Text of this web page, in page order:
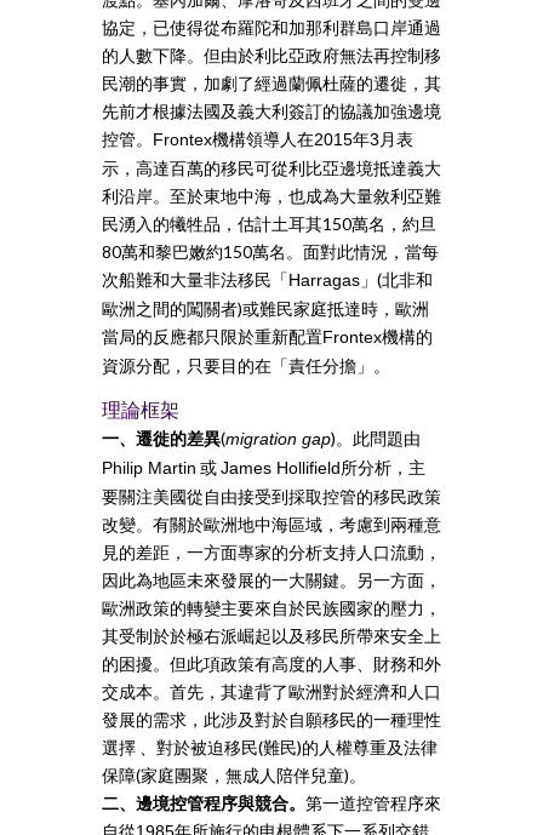
協定，已使得從布羅陀和加那利群島口岸通過
的人數下降。但由於利比亞政府無法再控制移
民潮的事實，加劇了經過蘭佩杜薩的遷徙，其
先前才根據法國及義大利簽訂的協議加強邊境
控管。 Frontex機構領導人在2015年3 月表
示，高達百萬的移民可從利比亞邊境抵達義大
利沿岸。至於東地中海，也成為大量敘利亞難
民湧入的犧牲品，估計土耳其150萬名，約旦
80萬和黎巴嫩約150萬名。面對此情況，當每
次船難和大量非法移民「Harragas 」(北非和
歐洲之間的闖關者)或難民家庭抵達時，歐洲
當局的反應都只限於重新配置Frontex機構的
資源分配，只要目的在「責任分擔」。
理論框架
一、遷徙的差異(migration gap)。此問題由
Philip Martin 或James Hollifield所分析，主
要關注美國從自由接受到採取控管的移民政策
改變。有關於歐洲地中海區域，考慮到兩種意
見的差距，一方面專家的分析支持人口流動，
因此為地區未來發展的一大關鍵。另一方面，
歐洲政策的轉變主要來自於民族國家的壓力，
其受制於於極右派崛起以及移民所帶來安全上
的困擾。但此項政策有高度的人事、財務和外
交成本。首先，其違背了歐洲對於經濟和人口
發展的需求，此涉及對於自願移民的一種理性
選擇 、對於被迫移民(難民)的人權尊重及法律
保障(家庭團聚，無成人陪伴兒童)。
二、邊境控管程序與競合。 第一道控管程序來
自從1985年所施行的申根體系下一系列交錯